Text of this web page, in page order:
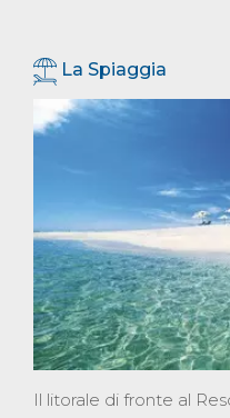
La Spiaggia
Il litorale di fronte al